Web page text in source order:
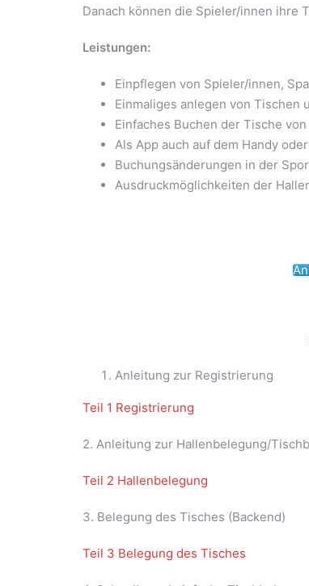
Danach können die Spieler/innen ihre
Leistungen:
Einpflegen von Spieler/innen,
Einmaliges anlegen von Tischen
Einfaches Buchen der Tische
Als App auch auf dem Handy
Buchungsänderungen in der
Ausdruckmöglichkeiten der
Anleitung zur Registrierung
Teil 1 Registrierung
2. Anleitung zur Hallenbelegung/
Teil 2 Hallenbelegung
3. Belegung des Tisches (Backend)
Teil 3 Belegung des Tisches